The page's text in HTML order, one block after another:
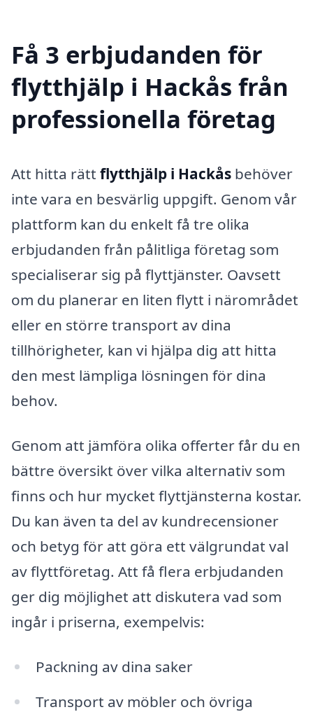
Få 3 erbjudanden för
flytthjälp i Hackås från
professionella företag
Att hitta rätt flytthjälp i Hackås behöver
inte vara en besvärlig uppgift. Genom vår
plattform kan du enkelt få tre olika
erbjudanden från pålitliga företag som
specialiserar sig på flyttjänster. Oavsett
om du planerar en liten flytt i närområdet
eller en större transport av dina
tillhörigheter, kan vi hjälpa dig att hitta
den mest lämpliga lösningen för dina
behov.
Genom att jämföra olika offerter får du en
bättre översikt över vilka alternativ som
finns och hur mycket flyttjänsterna kostar.
Du kan även ta del av kundrecensioner
och betyg för att göra ett välgrundat val
av flyttföretag. Att få flera erbjudanden
ger dig möjlighet att diskutera vad som
ingår i priserna, exempelvis:
Packning av dina saker
Transport av möbler och övriga